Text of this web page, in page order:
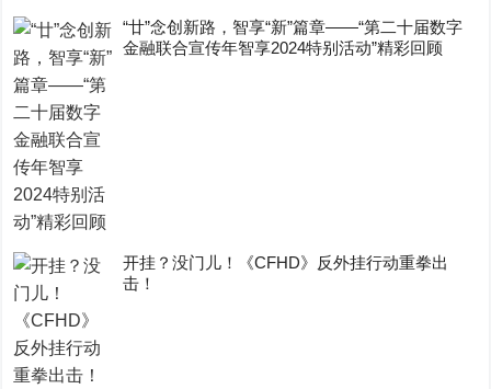
“廿”念创新路，智享“新”篇章——“第二十届数字
金融联合宣传年智享2024特别活动”精彩回顾
开挂？没门儿！《CFHD》反外挂行动重拳出
击！